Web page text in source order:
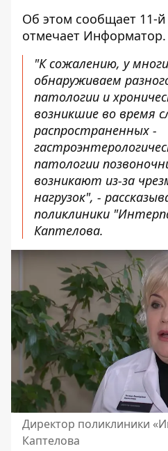
Об этом сообщает 11-й
отмечает Информатор.
"К сожалению, у
обнаруживаем
патологии и
возникшие во время
распространенных -
патологии
возникают из-за
нагрузок", -
поликлиники
Каптелова.
Директор поликлиники
Каптелова